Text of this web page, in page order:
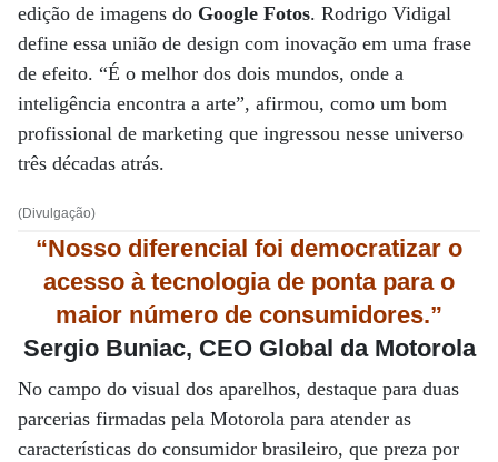
edição de imagens do Google Fotos. Rodrigo Vidigal
define essa união de design com inovação em uma frase
de efeito. “É o melhor dos dois mundos, onde a
inteligência encontra a arte”, afirmou, como um bom
profissional de marketing que ingressou nesse universo
três décadas atrás.
(Divulgação)
“Nosso diferencial foi democratizar o
acesso à tecnologia de ponta para o
maior número de consumidores.”
Sergio Buniac, CEO Global da Motorola
No campo do visual dos aparelhos, destaque para duas
parcerias firmadas pela Motorola para atender as
características do consumidor brasileiro, que preza por